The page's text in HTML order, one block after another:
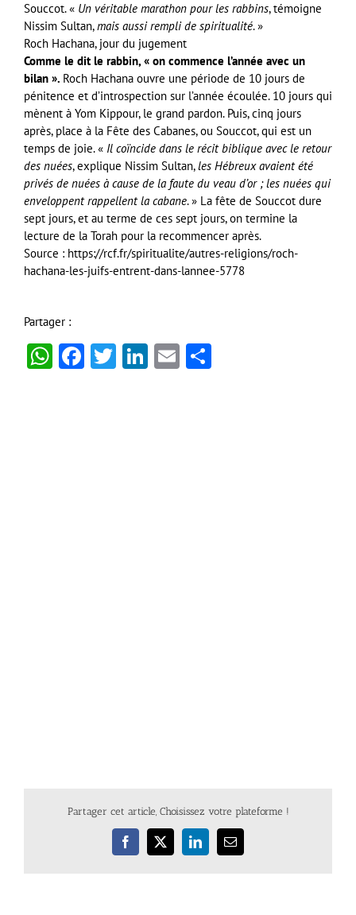
Souccot. « Un véritable marathon pour les rabbins, témoigne
Nissim Sultan,mais aussi rempli de spiritualité. »
Roch Hachana, jour du jugement
Comme le dit le rabbin, « on commence l’année avec un
bilan ». Roch Hachana ouvre une période de 10 jours de
pénitence et d’introspection sur l’année écoulée. 10 jours qui
mènent à Yom Kippour, le grand pardon. Puis, cinq jours
après, place à la Fête des Cabanes, ou Souccot, qui est un
temps de joie. « Il coïncide dans le récit biblique avec le retour
des nuées, explique Nissim Sultan,les Hébreux avaient été
privés de nuées à cause de la faute du veau d’or ; les nuées qui
enveloppent rappellent la cabane. » La fête de Souccot dure
sept jours, et au terme de ces sept jours, on termine la
lecture de la Torah pour la recommencer après.
Source : https://rcf.fr/spiritualite/autres-religions/roch-
hachana-les-juifs-entrent-dans-lannee-5778
Partager :
WhatsApp
Facebook
Twitter
LinkedIn
Email
Partager cet article, Choisissez votre plateforme !
Facebook
X LinkedInEmail